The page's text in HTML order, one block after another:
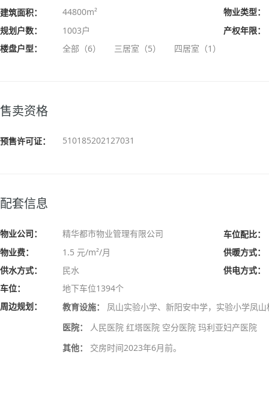
建筑面积：
44800m²
物业类型：
规划户数：
1003户
产权年限：
楼盘户型：
全部（6） 三居室（5） 四居室（1）
售卖资格
预售许可证： 510185202127031
配套信息
物业公司： 精华都市物业管理有限公司
车位配比：
物业费：
1.5 元/m²/月
供暖方式：
供水方式：
民水
供电方式：
车位：
地下车位1394个
周边规划：
教育设施： 凤山实验小学、新阳安中学，实验小学凤山
医院： 人民医院 红塔医院 空分医院 玛利亚妇产医院
其他： 交房时间2023年6月前。